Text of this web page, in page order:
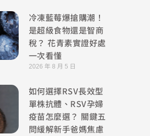
冷凍藍莓爆搶購潮！
是超級食物還是智商
稅？ 花青素實證好處
一次看懂
2026 年 8 月 5 日
如何選擇RSV長效型
單株抗體、RSV孕婦
疫苗怎麼選？ 關鍵五
問緩解新手爸媽焦慮